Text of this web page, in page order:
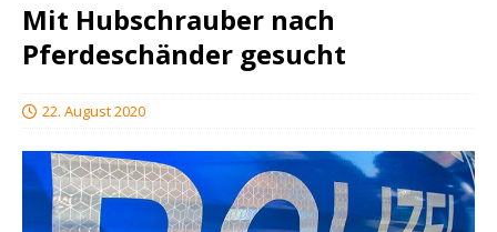
Mit Hubschrauber nach
Pferdeschänder gesucht
22. August 2020